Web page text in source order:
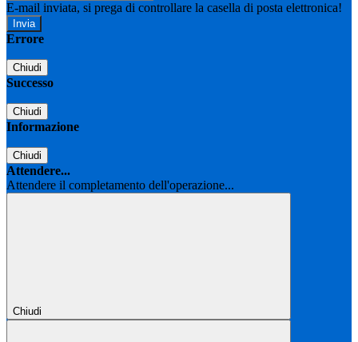
E-mail inviata, si prega di controllare la casella di posta elettronica!
Errore
Chiudi
Successo
Chiudi
Informazione
Chiudi
Attendere...
Attendere il completamento dell'operazione...
Chiudi